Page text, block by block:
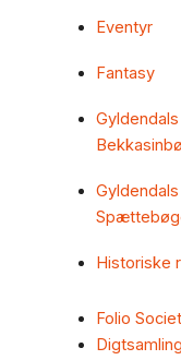
Eventyr
Fantasy
Gyldendals
Gyldendals
Historiske
Folio